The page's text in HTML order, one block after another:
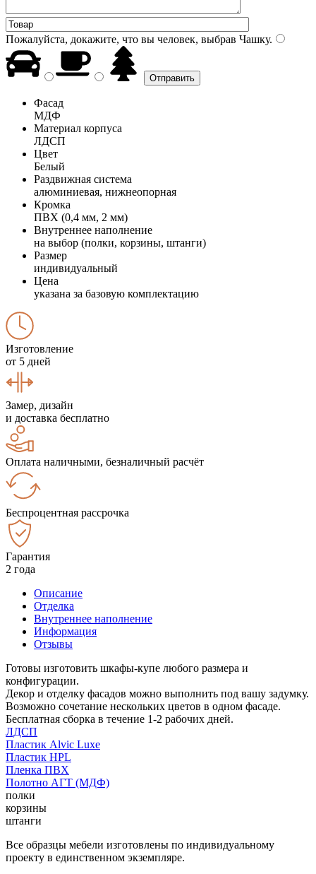
Пожалуйста, докажите, что вы человек, выбрав Чашку.
Фасад
МДФ
Материал корпуса
ЛДСП
Цвет
Белый
Раздвижная система
алюминиевая, нижнеопорная
Кромка
ПВХ (0,4 мм, 2 мм)
Внутреннее наполнение
на выбор (полки, корзины, штанги)
Размер
индивидуальный
Цена
указана за базовую комплектацию
Изготовление
от 5 дней
Замер, дизайн
и доставка бесплатно
Оплата наличными, безналичный расчёт
Беспроцентная рассрочка
Гарантия
2 года
Описание
Отделка
Внутреннее наполнение
Информация
Отзывы
Готовы изготовить шкафы-купе любого размера и
конфигурации.
Декор и отделку фасадов можно выполнить под вашу задумку.
Возможно сочетание нескольких цветов в одном фасаде.
Бесплатная сборка в течение 1-2 рабочих дней.
ЛДСП
Пластик Alvic Luxe
Пластик HPL
Пленка ПВХ
Полотно АГТ (МДФ)
полки
корзины
штанги
Все образцы мебели изготовлены по индивидуальному
проекту в единственном экземпляре.